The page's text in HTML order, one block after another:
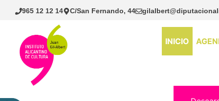
Saltar
965 12 12 14 C/San Fernando, 44
INICIO